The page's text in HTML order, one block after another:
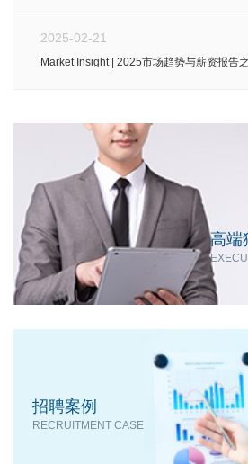
2025-02-21
Market Insight | 2025市场趋势与薪资报告
高端
招聘案例
RECRUITMENT CASE